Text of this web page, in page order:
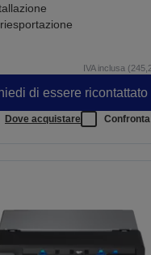
IVA inclusa
di essere ricontattato
Dove acquistare Confronta